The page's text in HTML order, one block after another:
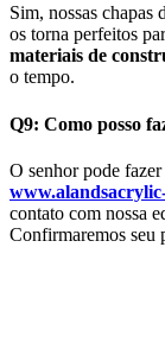
Sim, nossas chapas
os torna perfeitos
materiais de
o tempo.
Q9: Como posso
O senhor pode
contato com nossa
Confirmaremos seu